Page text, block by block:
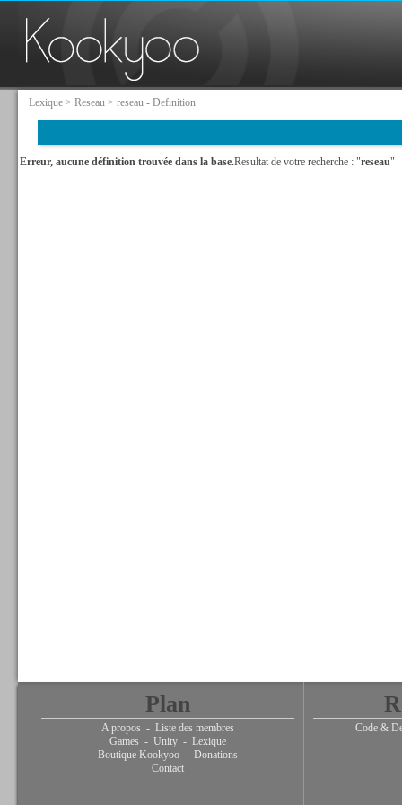
Lexique> Reseau> reseau - Definition
Erreur, aucune définition trouvée dans la base.Resultat de votre recherche : "reseau"
Plan
A propos - Liste des membres
Games - Unity - Lexique
Boutique Kookyoo - Donations
Contact
Code &